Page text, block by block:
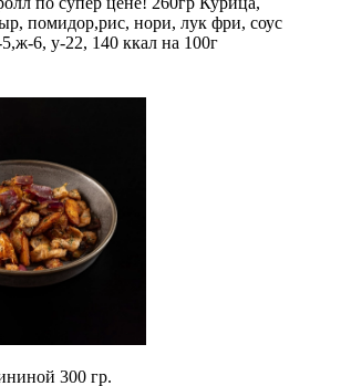
помидор,рис, нори, лук фри, соус
6, у-22, 140 ккал на 100г
300 гр.